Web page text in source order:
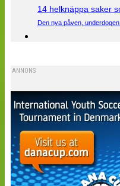
14 helknäppa saker
Den nya påven,
ANNONS